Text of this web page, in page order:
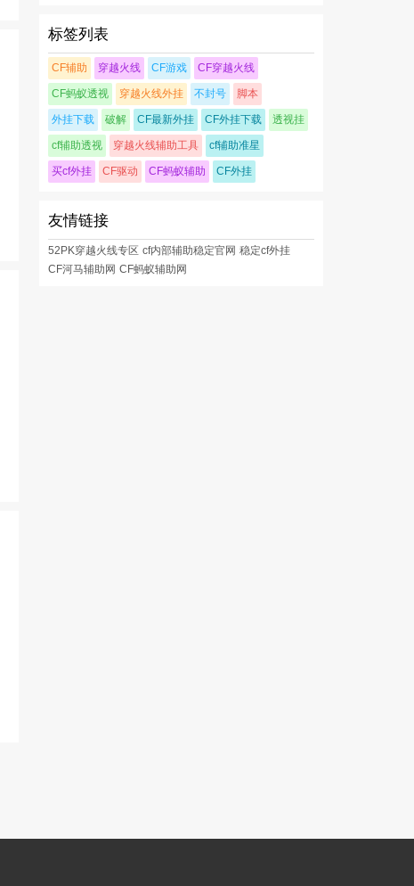
标签列表
CF辅助 穿越火线 CF游戏 CF穿越火线
CF蚂蚁透视 穿越火线外挂 不封号 脚本
外挂下载 破解 CF最新外挂 CF外挂下载 透视挂
cf辅助透视 穿越火线辅助工具 cf辅助准星
买cf外挂 CF驱动 CF蚂蚁辅助 CF外挂
友情链接
52PK穿越火线专区 cf内部辅助稳定官网 稳定cf外挂
CF河马辅助网 CF蚂蚁辅助网